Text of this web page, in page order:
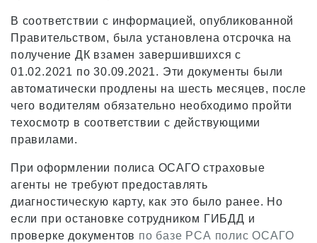
В соответствии с информацией, опубликованной
Правительством, была установлена отсрочка на
получение ДК взамен завершившихся с
01.02.2021 по 30.09.2021. Эти документы были
автоматически продлены на шесть месяцев, после
чего водителям обязательно необходимо пройти
техосмотр в соответствии с действующими
правилами.
При оформлении полиса ОСАГО страховые
агенты не требуют предоставлять
диагностическую карту, как это было ранее. Но
если при остановке сотрудником ГИБДД и
проверке документов по базе РСА полис ОСАГО